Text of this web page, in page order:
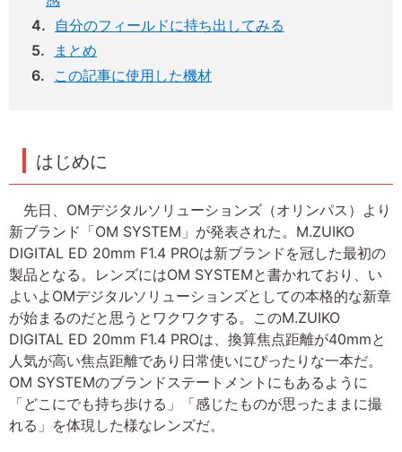
自分のフィールドに持ち出してみる
まとめ
この記事に使用した機材
はじめに
先日、OMデジタルソリューションズ（オリンパス）より
新ブランド「OM SYSTEM」が発表された。M.ZUIKO
DIGITAL ED 20mm F1.4 PROは新ブランドを冠した最初の
製品となる。レンズにはOM SYSTEMと書かれており、い
よいよOMデジタルソリューションズとしての本格的な新章
が始まるのだと思うとワクワクする。このM.ZUIKO
DIGITAL ED 20mm F1.4 PROは、換算焦点距離が40mmと
人気が高い焦点距離であり日常使いにぴったりな一本だ。
OM SYSTEMのブランドステートメントにもあるように
「どこにでも持ち歩ける」「感じたものが思ったままに撮
れる」を体現した様なレンズだ。